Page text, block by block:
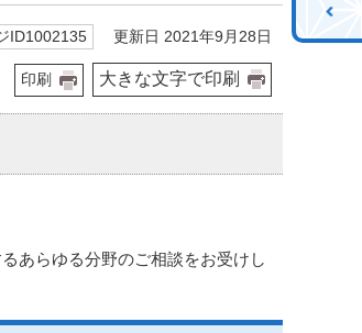
ID1002135 更新日 2021年9月28日
印刷 大きな文字で印刷
あらゆる分野のご相談をお受けし